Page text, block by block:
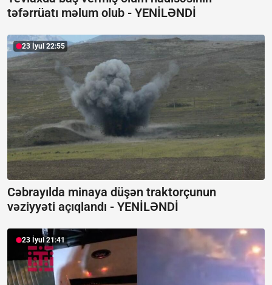
təfərrüatı məlum olub - YENİLƏNDİ
23 İyul 22:55
Cəbrayılda minaya düşən traktorçunun
vəziyyəti açıqlandı - YENİLƏNDİ
23 İyul 21:41